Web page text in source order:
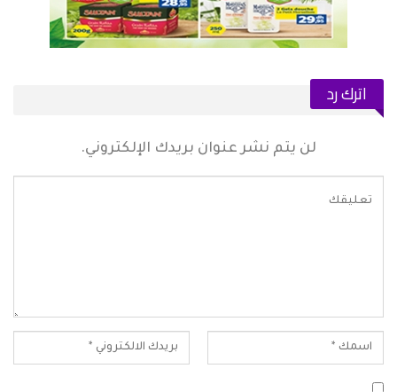
اترك رد
لن يتم نشر عنوان بريدك الإلكتروني.